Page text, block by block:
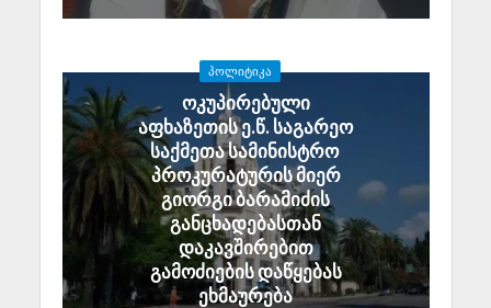
ᲞᲝᲚᲘᲢᲘᲙᲐ
ოკუპირებული
აფხაზეთის ე.წ. საგარეო
საქმეთა სამინისტრო
პროკურატურის მიერ
გიორგი ბარამიძის
განცხადებასთან
დაკავშირებით
გამოძიების დაწყებას
ეხმაურება